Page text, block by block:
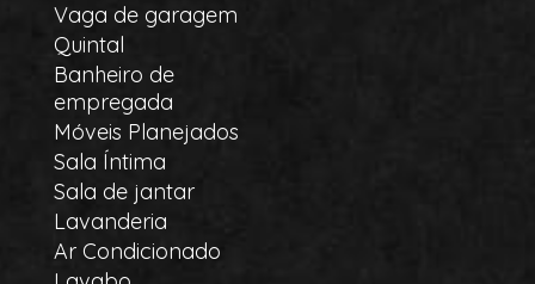
Vaga de garagem
Quintal
Banheiro de
empregada
Móveis Planejados
Sala Íntima
Sala de jantar
Lavanderia
Ar Condicionado